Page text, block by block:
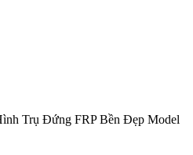
Trụ Đứng FRP Bền Đẹp Model